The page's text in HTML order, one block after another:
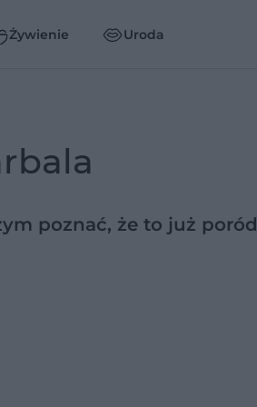
Żywienie Uroda
poznać, że to już poród